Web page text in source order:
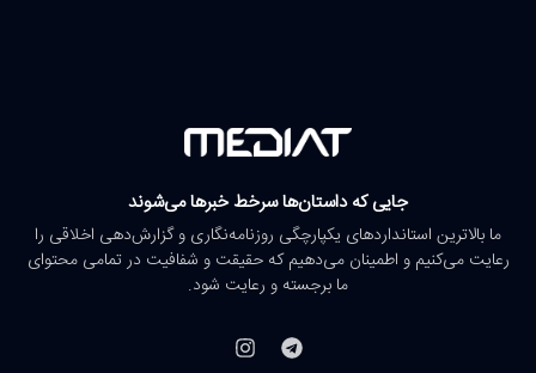
جایی که داستان‌ها سرخط خبرها می‌شوند
ما بالاترین استانداردهای یکپارچگی روزنامه‌نگاری و گزارش‌دهی اخلاقی را
رعایت می‌کنیم و اطمینان می‌دهیم که حقیقت و شفافیت در تمامی محتوای
ما برجسته و رعایت شود.